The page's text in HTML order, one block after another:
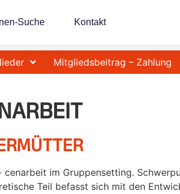
Suche Kontakt
Mitgliedsbeitrag – Zahlung
im Gruppensetting.
Teil befasst sich mit den